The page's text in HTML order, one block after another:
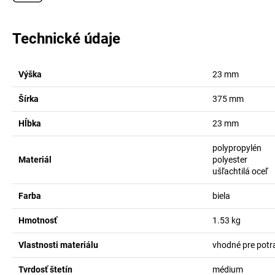
Technické údaje
Výška 23 mm
Šírka 375 mm
Hĺbka 23 mm
Materiál
polypropylén
polyester
ušľachtilá oceľ
Farba biela
Hmotnosť 1.53 kg
Vlastnosti materiálu vhodné pre
Tvrdosť štetín médium